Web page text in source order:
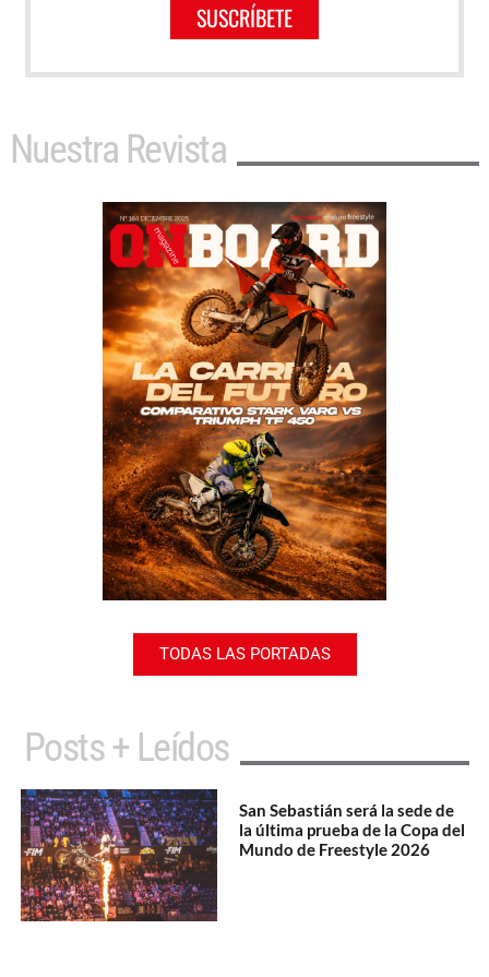
SUSCRÍBETE
Nuestra Revista
TODAS LAS PORTADAS
Posts + Leídos
San Sebastián será la sede de
la última prueba de la Copa del
Mundo de Freestyle 2026